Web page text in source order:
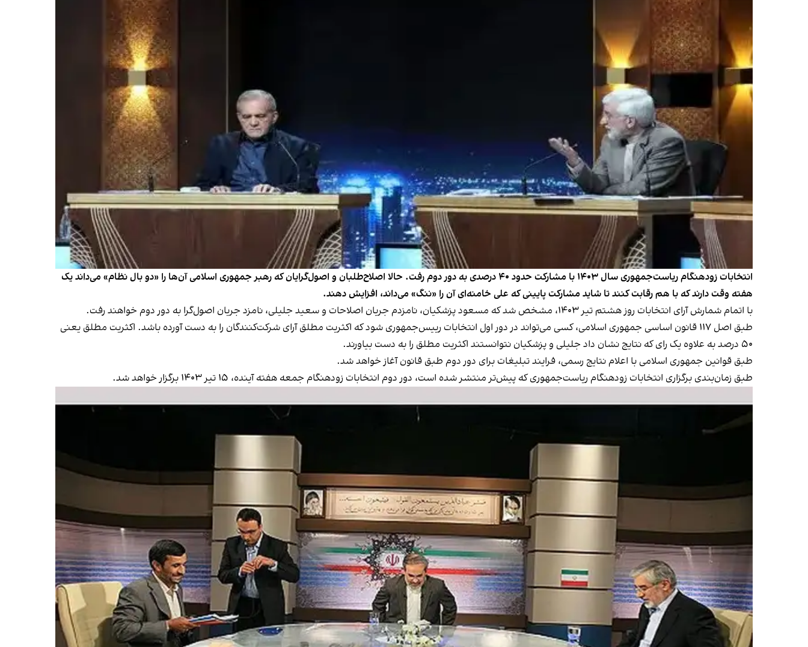
انتخابات زودهنگام ریاست‌جمهوری سال ۱۴۰۳ با مشارکت حدود ۴۰ درصدی به دور دوم رفت. حالا اصلاح‌طلبان و اصول‌گرایان که رهبر جمهوری اسلامی آن‌ها را «دو بال نظام» می‌داند یک
هفته وقت دارند که با هم رقابت کنند تا شاید مشارکت پایینی که علی خامنه‌ای آن را «ننگ» می‌داند، افزایش دهند.
با اتمام شمارش آرای انتخابات روز هشتم تیر ۱۴۰۳، مشخص شد که مسعود پزشکیان، نامزدم جریان اصلاحات و سعید جلیلی، نامزد جریان اصول‌گرا
به دور دوم خواهند رفت.
طبق اصل ۱۱۷ قانون اساسی جمهوری اسلامی، کسی می‌تواند در دور اول انتخابات رییس‌جمهوری شود که اکثریت مطلق آرای شرکت‌کنندگان را به دست آورده باشد. اکثریت مطلق یعنی
۵۰ درصد به علاوه یک رای که نتایج نشان داد جلیلی و پزشکیان نتوانستند اکثریت مطلق را به دست بیاورند.
طبق قوانین جمهوری اسلامی با اعلام نتایج رسمی، فرایند تبلیغات برای دور دوم طبق قانون آغاز خواهد شد.
طبق زمان‌بندی برگزاری انتخابات زودهنگام ریاست‌جمهوری که پیش‌تر منتشر شده است، دور دوم انتخابات زودهنگام جمعه هفته آینده، ۱۵ تیر ۱۴۰۳ برگزار خواهد شد.